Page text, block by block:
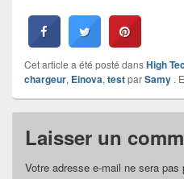
Cet article a été posté dansHigh
chargeur, Einova,testparSamy .
Laisser un
Votre adresse e-mail ne sera pas